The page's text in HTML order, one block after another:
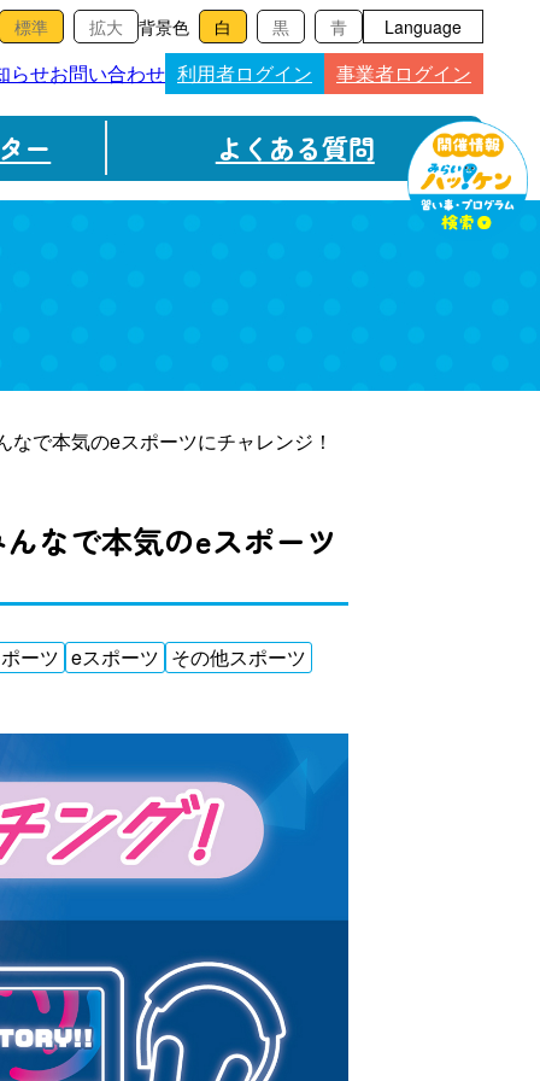
背景色 Language
らせお問い合わせ 利用者ログイン 事業者ログイン
ー よくある質問
で本気のeスポーツにチャレンジ！
なで本気のeスポーツ
ーツ eスポーツ その他スポーツ